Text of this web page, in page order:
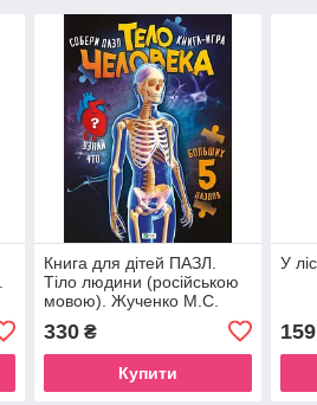
Книга для дітей ПАЗЛ.
Тіло людини (російською
мовою). Жученко М.С.
330₴
Купити
У
159